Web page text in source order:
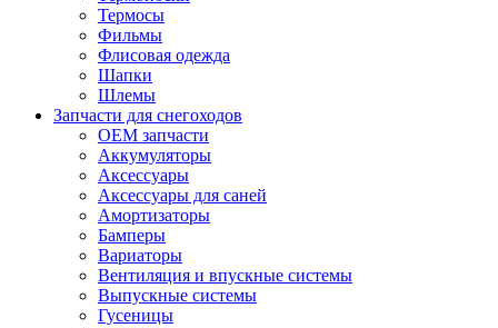
Термосы
Фильмы
Флисовая одежда
Шапки
Шлемы
Запчасти для снегоходов
OEM запчасти
Аккумуляторы
Аксессуары
Аксессуары для саней
Амортизаторы
Бамперы
Вариаторы
Вентиляция и впускные системы
Выпускные системы
Гусеницы